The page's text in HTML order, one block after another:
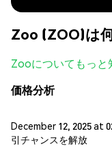
Zoo (ZOO)は
Zooについてもっと
価格分析
December 12, 2025 at
引チャンスを解放